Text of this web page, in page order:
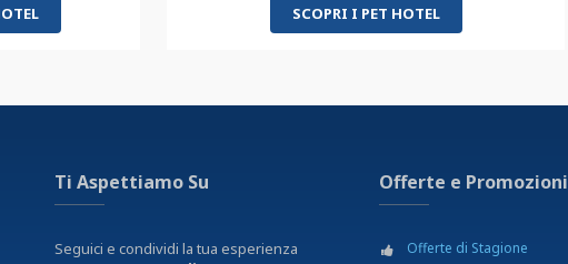
SCOPRI I PET HOTEL
Ti Aspettiamo Su
Seguici e condividi la tua esperienza
Offerte e Promozioni
Offerte di Stagione